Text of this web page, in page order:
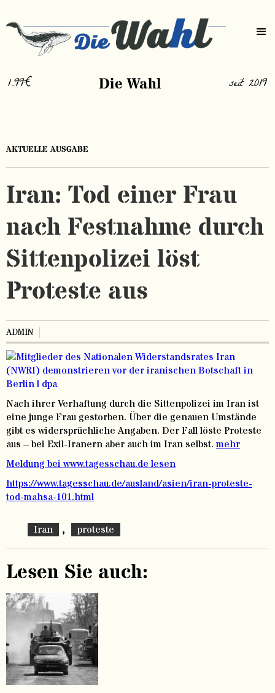
1.99€ Die Wahl seit 2019
AKTUELLE AUSGABE
Iran: Tod einer Frau
nach Festnahme durch
Sittenpolizei löst
Proteste aus
ADMIN
Nach ihrer Verhaftung durch die Sittenpolizei im Iran ist
eine junge Frau gestorben. Über die genauen Umstände
gibt es widersprüchliche Angaben. Der Fall löste Proteste
aus – bei Exil-Iranern aber auch im Iran selbst. mehr
Meldung bei www.tagesschau.de lesen
https://www.tagesschau.de/ausland/asien/iran-proteste-
tod-mahsa-101.html
Iran , proteste
Lesen Sie auch: